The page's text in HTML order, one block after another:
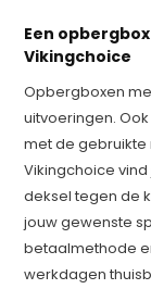
Een
Vikingchoice
Opbergboxen
uitvoeringen.
met de gebruikte
Vikingchoice
deksel tegen de
jouw gewenste
betaalmethode
werkdagen